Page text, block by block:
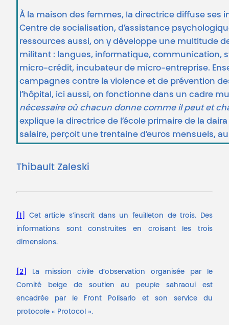
À la maison des femmes, la directrice diffuse ses
Centre de socialisation, d’assistance
ressources aussi, on y développe une multitude
militant : langues, informatique, communication,
micro-crédit, incubateur de micro-entreprise.
campagnes contre la violence et de prévention
l’hôpital, ici aussi, on fonctionne dans un cadre
nécessaire où chacun donne comme il peut et
explique la directrice de l’école primaire de la
salaire, perçoit une trentaine d’euros mensuels,
Thibault Zaleski
Cet article s’inscrit dans un feuilleton de trois. Des
informations sont construites en croisant les trois
dimensions.
[2]
La mission civile d’observation organisée par le
Comité belge de soutien au peuple sahraoui est
encadrée par le Front Polisario et son service du
protocole « Protocol ».